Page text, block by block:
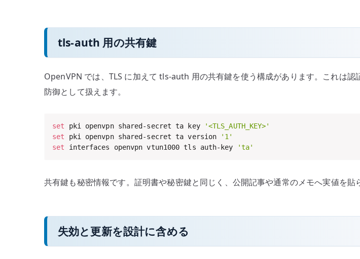
tls-auth 用の共有鍵
OpenVPN では、TLS に加えて tls-auth 用の共有鍵を使う構成があります。これは
防御として扱えます。
set pki openvpn shared-secret ta key
'<TLS_AUTH_KEY>'
set pki openvpn shared-secret ta version
'1'
set interfaces openvpn vtun1000 tls auth-key 'ta'
共有鍵も秘密情報です。証明書や秘密鍵と同じく、公開記事や通常のメモへ実値を貼
失効と更新を設計に含める